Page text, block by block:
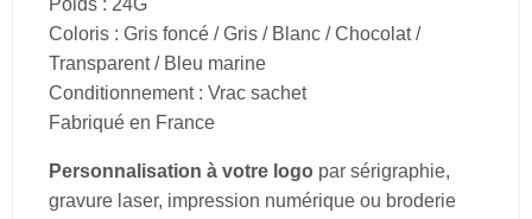
Poids : 24G
Coloris : Gris foncé / Gris / Blanc / Chocolat /
Transparent / Bleu marine
Conditionnement : Vrac sachet
Fabriqué en France
Personnalisation à votre logo par sérigraphie,
gravure laser, impression numérique ou broderie